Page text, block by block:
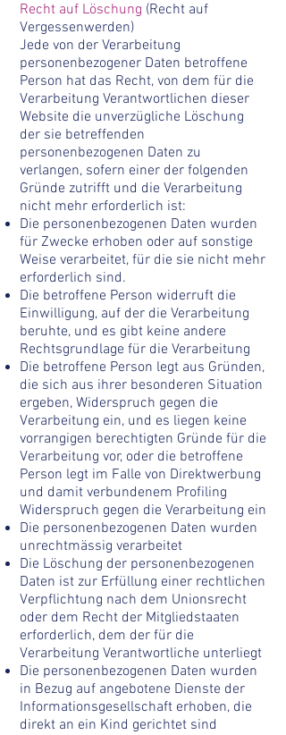
Recht auf Löschung (Recht auf
Vergessenwerden)
Jede von der Verarbeitung
personenbezogener Daten betroffene
Person hat das Recht, von dem für die
Verarbeitung Verantwortlichen dieser
Website die unverzügliche Löschung
der sie betreffenden
personenbezogenen Daten zu
verlangen, sofern einer der folgenden
Gründe zutrifft und die Verarbeitung
nicht mehr erforderlich ist:
Die personenbezogenen Daten wurden
für Zwecke erhoben oder auf sonstige
Weise verarbeitet, für die sie nicht mehr
erforderlich sind.
Die betroffene Person widerruft die
Einwilligung, auf der die Verarbeitung
beruhte, und es gibt keine andere
Rechtsgrundlage für die Verarbeitung
Die betroffene Person legt aus Gründen,
die sich aus ihrer besonderen Situation
ergeben, Widerspruch gegen die
Verarbeitung ein, und es liegen keine
vorrangigen berechtigten Gründe für die
Verarbeitung vor, oder die betroffene
Person legt im Falle von Direktwerbung
und damit verbundenem Profiling
Widerspruch gegen die Verarbeitung ein
Die personenbezogenen Daten wurden
unrechtmässig verarbeitet
Die Löschung der personenbezogenen
Daten ist zur Erfüllung einer rechtlichen
Verpflichtung nach dem Unionsrecht
oder dem Recht der Mitgliedstaaten
erforderlich, dem der für die
Verarbeitung Verantwortliche unterliegt
Die personenbezogenen Daten wurden
in Bezug auf angebotene Dienste der
Informationsgesellschaft erhoben, die
direkt an ein Kind gerichtet sind